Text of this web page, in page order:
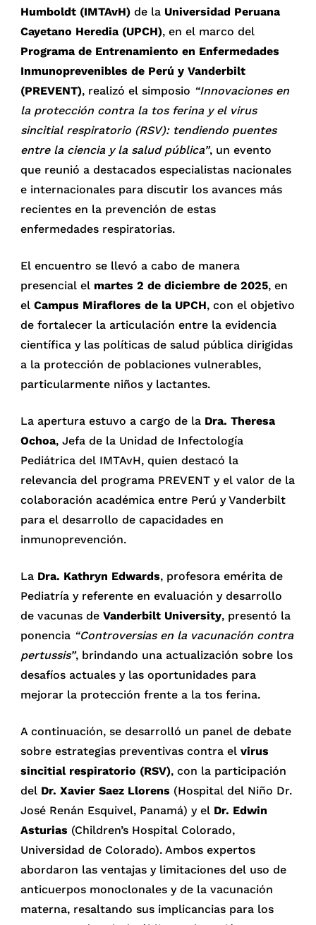
Humboldt (IMTAvH) de la Universidad Peruana
Cayetano Heredia (UPCH), en el marco del
Programa de Entrenamiento en Enfermedades
Inmunoprevenibles de Perú y Vanderbilt
(PREVENT), realizó el simposio “Innovaciones en
la protección contra la tos ferina y el virus
sincitial respiratorio (RSV): tendiendo puentes
entre la ciencia y la salud pública”, un evento
que reunió a destacados especialistas nacionales
e internacionales para discutir los avances más
recientes en la prevención de estas
enfermedades respiratorias.
El encuentro se llevó a cabo de manera
presencial el martes 2 de diciembre de 2025, en
elCampus Miraflores de la UPCH, con el objetivo
de fortalecer la articulación entre la evidencia
científica y las políticas de salud pública dirigidas
a la protección de poblaciones vulnerables,
particularmente niños y lactantes.
La apertura estuvo a cargo de la Dra. Theresa
Ochoa, Jefa de la Unidad de Infectología
Pediátrica del IMTAvH, quien destacó la
relevancia del programa PREVENT y el valor de la
colaboración académica entre Perú y Vanderbilt
para el desarrollo de capacidades en
inmunoprevención.
La Dra. Kathryn Edwards, profesora emérita de
Pediatría y referente en evaluación y desarrollo
de vacunas deVanderbilt University, presentó la
ponencia “Controversias en la vacunación contra
pertussis”, brindando una actualización sobre los
desafíos actuales y las oportunidades para
mejorar la protección frente a la tos ferina.
A continuación, se desarrolló un panel de debate
sobre estrategias preventivas contra elvirus
sincitial respiratorio (RSV), con la participación
del Dr. Xavier Saez Llorens (Hospital del Niño Dr.
José Renán Esquivel, Panamá) y el Dr. Edwin
Asturias (Children’s Hospital Colorado,
Universidad de Colorado). Ambos expertos
abordaron las ventajas y limitaciones del uso de
anticuerpos monoclonales y de la vacunación
materna, resaltando sus implicancias para los